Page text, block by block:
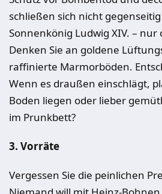
schließen sich nicht
Sonnenkönig Ludwig XIV. – nur
Denken Sie an goldene
raffinierte Marmorböden.
Wenn es draußen einschlägt,
Boden liegen oder lieber
im Prunkbett?
3. Vorräte
Vergessen Sie die peinlichen